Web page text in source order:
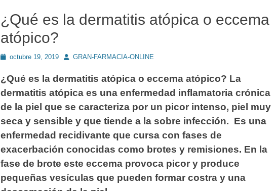
¿Qué es la dermatitis atópica o eccema
atópico?
Publicado
octubre 19, 2019 AutorGRAN-FARMACIA-ONLINE
¿Qué es la dermatitis atópica o eccema atópico? La
dermatitis atópica es una enfermedad inflamatoria crónica
de la piel que se caracteriza por un picor intenso, piel muy
seca y sensible y que tiende a la sobre infección. Es una
enfermedad recidivante que cursa con fases de
exacerbación conocidas como brotes y remisiones. En la
fase de brote este eccema provoca picor y produce
pequeñas vesículas que pueden formar costra y una